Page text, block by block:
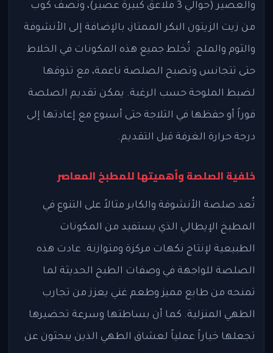
والعصير (حوالي 3 ملاعق كبيرة عصير)، ونصف كوب
من زيت الزيتون البكر الممتاز، بالإضافة إلى الأنشوفة
والثوم والملح. تُخلط جميع هذه المكونات في الخلاط
حتى تتجانس وتصبح الصلصة ناعمة، مع تذوقها
لضبط الملوحة حسب الرغبة. يمكن تقديم الصلصة
فوراً أو حفظها في الثلاجة حتى أسبوع مع إعادتها إلى
درجة حرارة الغرفة قبل التقديم.
خلفية الصلصة وأهميتها للمطبخ المعاصر
تُعد صلصة الأنشوفة والكابر مثالاً على التنوع في
المطبخ الإيطالي الذي يستفيد من المكونات
الطبيعية لإنتاج نكهات مركزة ومتوازنة. عادت هذه
الصلصة للواجهة في وصفات الطبخ الحديثة لما
تمنحه من طابع مميز وطعم غني يعزز من تجارب
الطهي المنزلية. كما أن بساطتها وسرعة تحضيرها
تجعلها خياراً عملياً لعشاق الطهي الذين يبحثون عن